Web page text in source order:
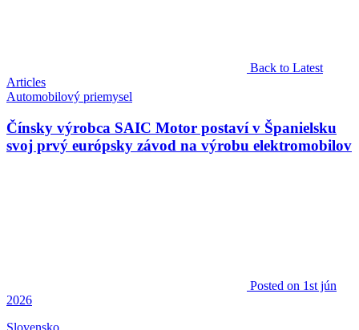
Back to Latest
Articles
Automobilový priemysel
Čínsky výrobca SAIC Motor postaví v Španielsku
svoj prvý európsky závod na výrobu elektromobilov
Posted on 1st jún
2026
Slovensko